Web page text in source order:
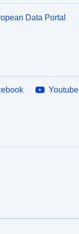
Data Portal
Youtube